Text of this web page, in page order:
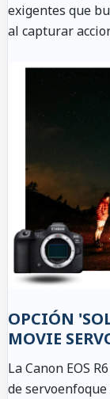
exigentes que
al capturar
OPCIÓN
MOVIE
La Canon EOS
de